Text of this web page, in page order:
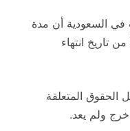
في السعودية أن مدة
تاريخ انتهاء
الحقوق المتعلقة
خرج ولم يعد.